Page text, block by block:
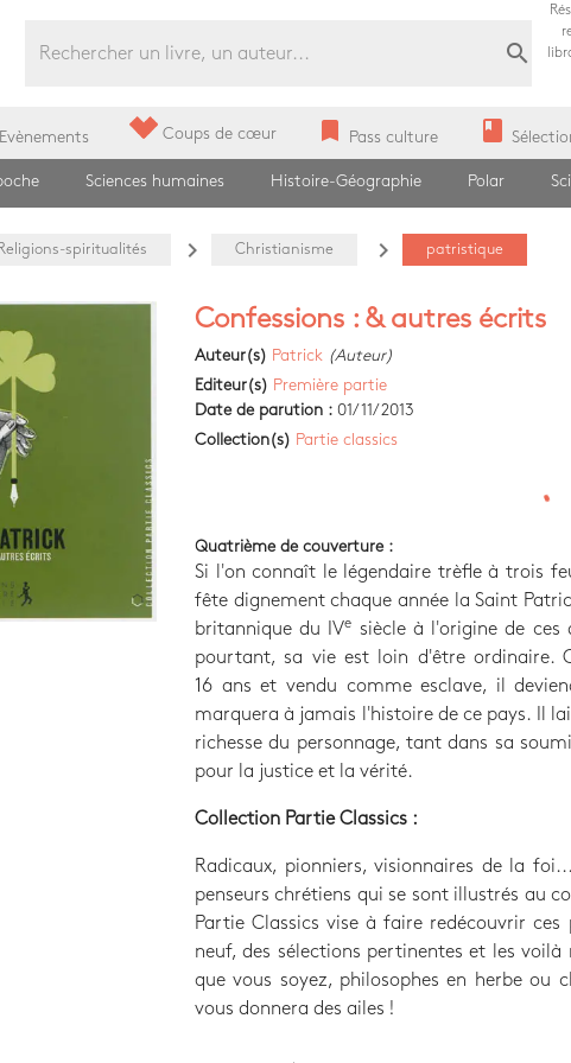
search
Evènements Coups de cœur bookmark Pass culture book
Sciences humaines Histoire-Géographie Polar
Religions-spiritualités navigate_next Christianisme navigate_next patristique
Confessions : & autres écrits
Auteur(s) Patrick (Auteur)
Editeur(s) Première partie
Date de parution : 01/11/2013
Collection(s) Partie classics
Quatrième de couverture :
Si l'on connaît le légendaire trèfle à trois
fête dignement chaque année la Saint
britannique du IVe
siècle à l'origine de ces
pourtant, sa vie est loin d'être ordinaire.
16 ans et vendu comme esclave, il
marquera à jamais l'histoire de ce pays. Il
richesse du personnage, tant dans sa
pour la justice et la vérité.
Collection Partie Classics :
Radicaux, pionniers, visionnaires de la
penseurs chrétiens qui se sont illustrés au
Partie Classics vise à faire redécouvrir
neuf, des sélections pertinentes et les
que vous soyez, philosophes en herbe ou
vous donnera des ailes !